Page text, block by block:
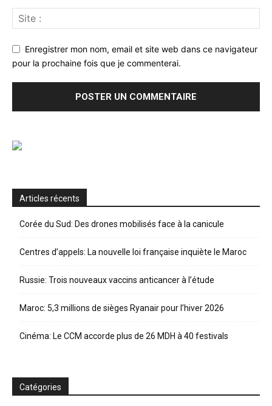
Enregistrer mon nom, email et site web dans ce navigateur
pour la prochaine fois que je commenterai.
Articles récents
Corée du Sud: Des drones mobilisés face à la canicule
Centres d’appels: La nouvelle loi française inquiète le Maroc
Russie: Trois nouveaux vaccins anticancer à l’étude
Maroc: 5,3 millions de sièges Ryanair pour l’hiver 2026
Cinéma: Le CCM accorde plus de 26 MDH à 40 festivals
Catégories